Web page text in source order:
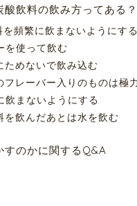
飲料の飲み方ってある？
を頻繁に飲まないようにする
を使って飲む
ためないで飲み込む
フレーバー入りのものは極
飲まないようにする
を飲んだあとは水を飲む
すのかに関するQ&A